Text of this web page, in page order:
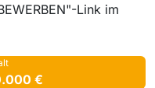
Link im
€